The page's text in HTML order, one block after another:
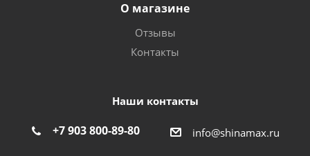
О магазине
Отзывы
Контакты
Наши контакты
+7 903 800-89-80 info@shinamax.ru